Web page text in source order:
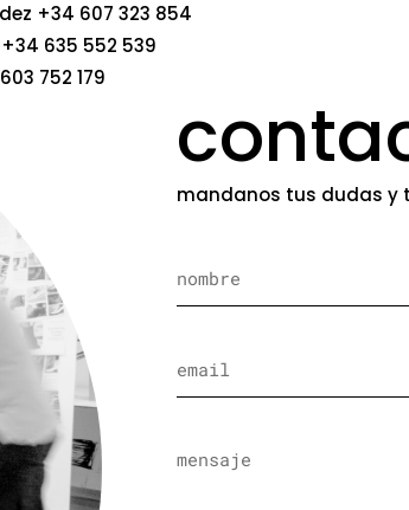
+34 607 323 854
635 552 539
752 179
mandanos tus dudas y